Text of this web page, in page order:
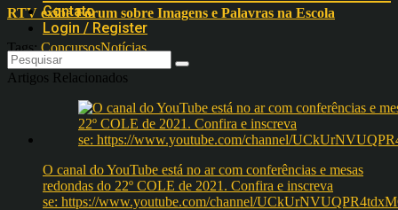
Contato
Login / Register
RTV exibe Fórum sobre Imagens e Palavras na Escola
Tags:ConcursosNotícias
Artigos Relacionados
O canal do YouTube está no ar com conferências e mesas
redondas do 22º COLE de 2021. Confira e inscreva
se: https://www.youtube.com/channel/